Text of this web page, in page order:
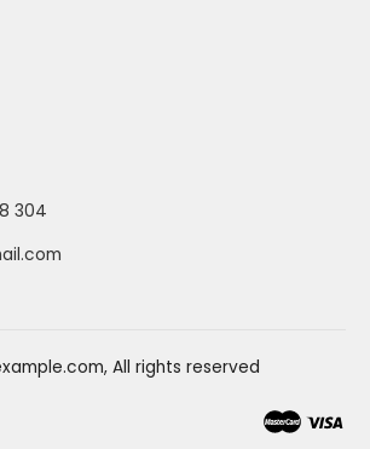
304
All rights reserved